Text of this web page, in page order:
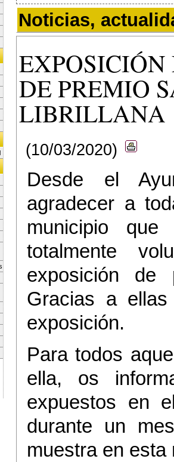
Noticias,
DE PREMIO
LIBRILLANA
(10/03/2020)
Desde el
agradecer a
municipio
totalmente
exposición
Gracias a
exposición.
Para todos
ella, os
expuestos en
durante un
muestra en esta